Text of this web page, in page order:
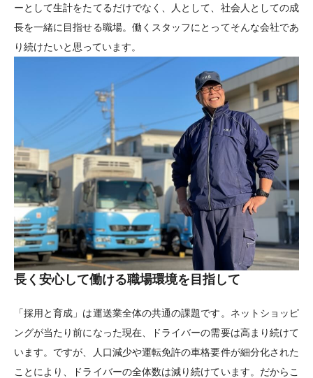
ーとして生計をたてるだけでなく、人として、社会人としての成
長を一緒に目指せる職場。働くスタッフにとってそんな会社であ
り続けたいと思っています。
長く安心して働ける職場環境を目指して
「採用と育成」は運送業全体の共通の課題です。ネットショッピ
ングが当たり前になった現在、ドライバーの需要は高まり続けて
います。ですが、人口減少や運転免許の車格要件が細分化された
ことにより、ドライバーの全体数は減り続けています。だからこ